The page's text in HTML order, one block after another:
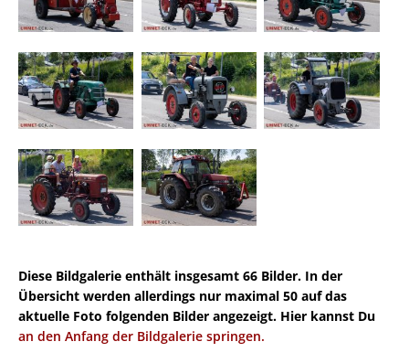
Diese Bildgalerie enthält insgesamt 66 Bilder. In der
Übersicht werden allerdings nur maximal 50 auf das
aktuelle Foto folgenden Bilder angezeigt. Hier kannst Du
an den Anfang der Bildgalerie springen.